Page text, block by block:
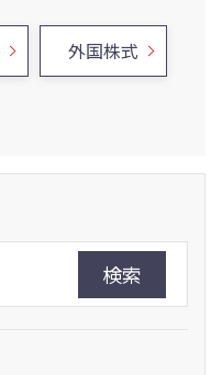
外国株式
検索